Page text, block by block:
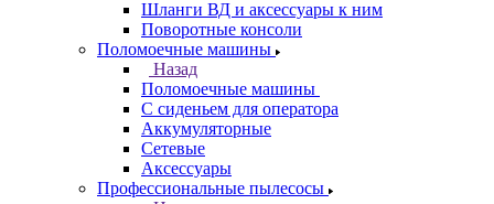
Шланги ВД и аксессуары к ним
Поворотные консоли
Поломоечные машины
Назад
Поломоечные машины
С сиденьем для оператора
Аккумуляторные
Сетевые
Аксессуары
Профессиональные пылесосы